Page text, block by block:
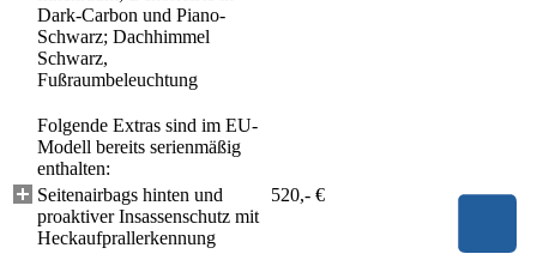
Dark-Carbon und Piano-
Schwarz; Dachhimmel
Schwarz,
Fußraumbeleuchtung
Folgende Extras sind im EU-
Modell bereits serienmäßig
enthalten:
Seitenairbags hinten und
proaktiver Insassenschutz mit
Heckaufprallerkennung
520,- €